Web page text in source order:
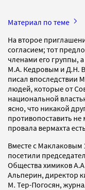
Материал по теме
На второе
согласием; тот
членами его группы,
М.А. Кедровым и Д.Н.
писал впоследствии
людей, которые от
национальной
ясно, что никакой
противопоставить
провала вермахта
Вместе с Маклаковым
посетили
Общества химиков
Альперин, директор
М. Тер-Погосян,